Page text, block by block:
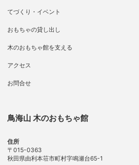
てづくり・イベント
おもちゃの貸し出し
木のおもちゃ館を支える
アクセス
お問合せ
鳥海山 木のおもちゃ館
住所
〒015-0363
秋田県由利本荘市町村字鳴瀬台65-1